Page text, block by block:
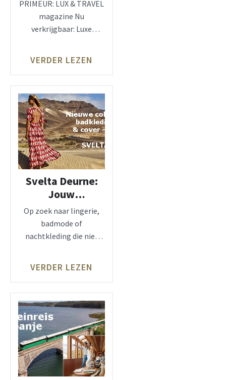
PRIMEUR: LUX & TRAVEL
magazine Nu
verkrijgbaar: Luxe
VERDER LEZEN
Svelta Deurne:
Jouw
bestemming voor
lingerie,
badmode en
Op zoek naar lingerie,
badmode of
nachtkleding die niet
VERDER LEZEN